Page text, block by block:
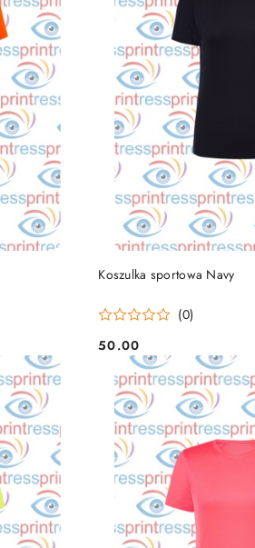
Koszulka sportowa Navy
(0)
Cena:
50.00
DO